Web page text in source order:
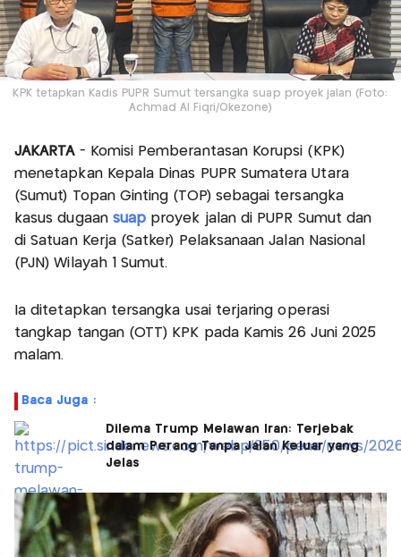
KPK tetapkan Kadis PUPR Sumut tersangka suap proyek jalan (Foto:
Achmad Al Fiqri/Okezone)
JAKARTA - Komisi Pemberantasan Korupsi (KPK)
menetapkan Kepala Dinas PUPR Sumatera Utara
(Sumut) Topan Ginting (TOP) sebagai tersangka
kasus dugaan suap proyek jalan di PUPR Sumut dan
di Satuan Kerja (Satker) Pelaksanaan Jalan Nasional
(PJN) Wilayah 1 Sumut.
Ia ditetapkan tersangka usai terjaring operasi
tangkap tangan (OTT) KPK pada Kamis 26 Juni 2025
malam.
Baca Juga :
Dilema Trump Melawan Iran: Terjebak
dalam Perang Tanpa Jalan Keluar yang
Jelas